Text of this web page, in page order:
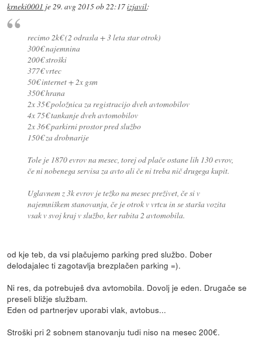
krneki0001 je29. avg 2015 ob 22:17izjavil:
recimo 2k€ (2 odrasla + 3 leta star otrok)
300€ najemnina
200€ stroški
377€ vrtec
50€ internet + 2x gsm
350€ hrana
2x 35€ položnica za registracijo dveh avtomobilov
4x 75€ tankanje dveh avtomobilov
2x 36€ parkirni prostor pred službo
150€ za drobnarije
Tole je 1870 evrov na mesec, torej od plače ostane lih 130 evrov,
če ni nobenega servisa za avto ali če ni treba nič drugega kupit.
Uglavnem z 3k evrov je težko na mesec preživet, če si v
najemniškem stanovanju, če je otrok v vrtcu in se starša vozita
vsak v svoj kraj v službo, ker rabita 2 avtomobila.
od kje teb, da vsi plačujemo parking pred službo. Dober
delodajalec ti zagotavlja brezplačen parking =).
Ni res, da potrebuješ dva avtomobila. Dovolj je eden. Drugače se
preseli bližje službam.
Eden od partnerjev uporabi vlak, avtobus...
Stroški pri 2 sobnem stanovanju tudi niso na mesec 200€.